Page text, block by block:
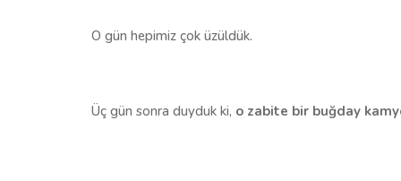
O gün hepimiz çok üzüldük.
Üç gün sonra duyduk ki, o zabite bir buğday